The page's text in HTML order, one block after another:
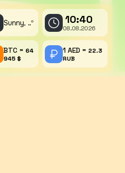
Sunny, ..° 10:40
08.08.2026
BTC = 64
945 $
1 AED = 22.3
RUB